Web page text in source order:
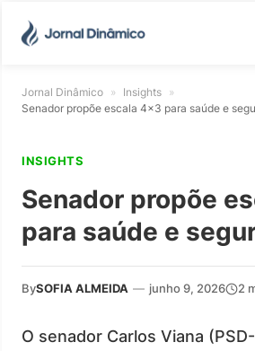
Jornal Dinâmico » Insights »
Senador propõe escala 4×3 para saúde e
INSIGHTS
Senador propõe
para saúde e
BySOFIA ALMEIDA — junho 9, 2026 2
O senador Carlos Viana